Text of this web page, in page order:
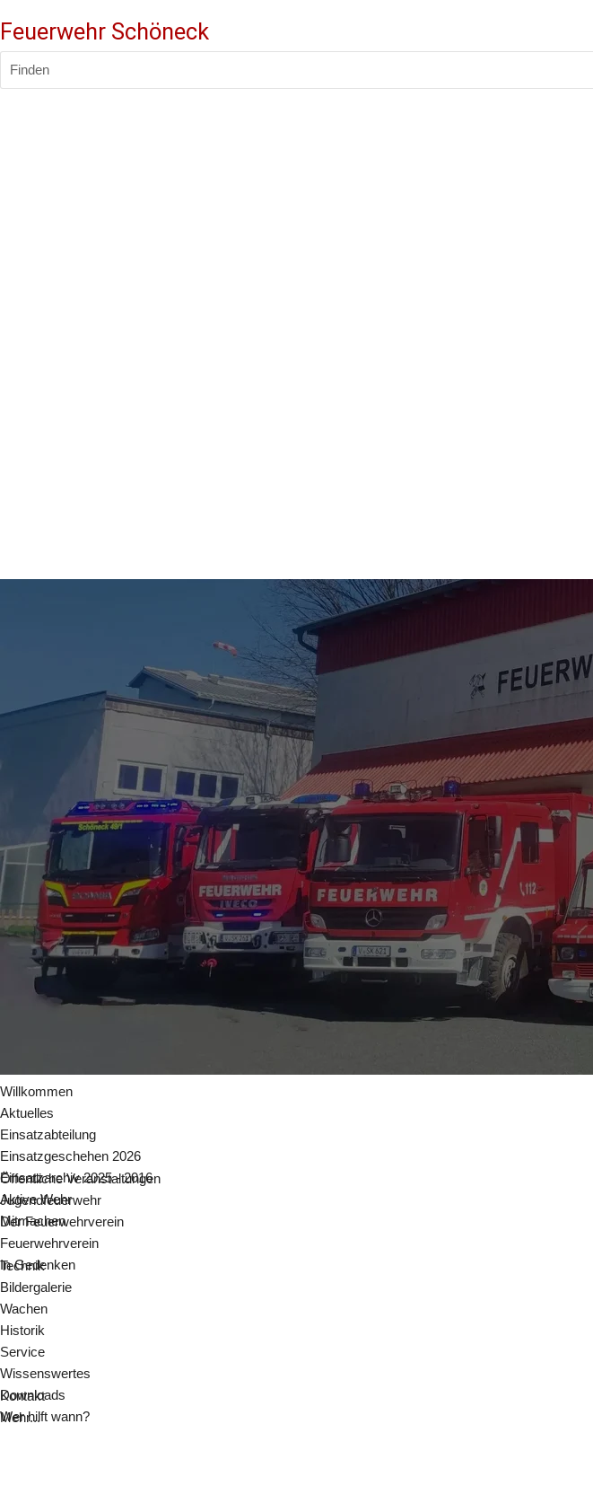
Feuerwehr Schöneck
Finden
Willkommen
Aktuelles
Einsatzabteilung
Einsatzgeschehen 2026
Einsatzarchiv 2025 - 2016
Aktive Wehr
Mitmachen
Öffentliche Veranstaltungen
Jugendfeuerwehr
Der Feuerwehrverein
Feuerwehrverein
In Gedenken
Technik
Bildergalerie
Wachen
Historik
Service
Wissenswertes
Downloads
Wer hilft wann?
Kontakt
Mehr...